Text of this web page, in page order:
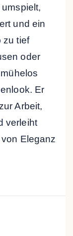
und ein
zu tief
oder
Er
Arbeit,
verleiht
Eleganz